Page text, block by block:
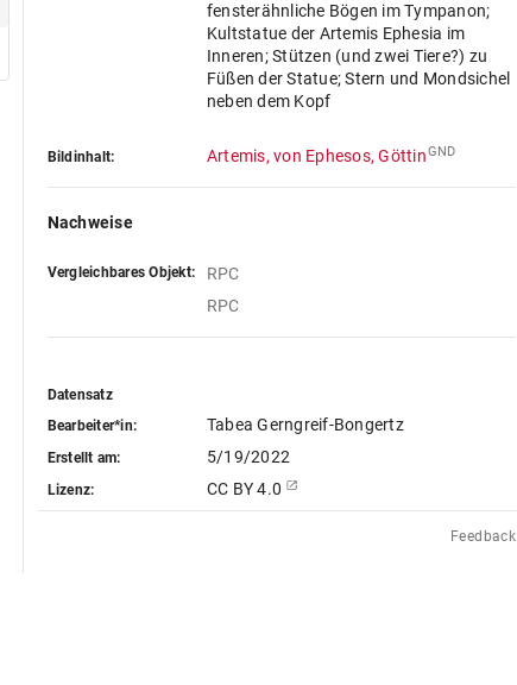
fensterähnliche Bögen im Tympanon;
Kultstatue der Artemis Ephesia im
Inneren; Stützen (und zwei Tiere?) zu
Füßen der Statue; Stern und Mondsichel
neben dem Kopf
Bildinhalt: Artemis, von Ephesos, GöttinGND
Nachweise
Vergleichbares Objekt:
RPC
RPC
Datensatz
Bearbeiter*in:
Tabea Gerngreif-Bongertz
Erstellt am: 5/19/2022
Lizenz: CC BY 4.0
Feedback